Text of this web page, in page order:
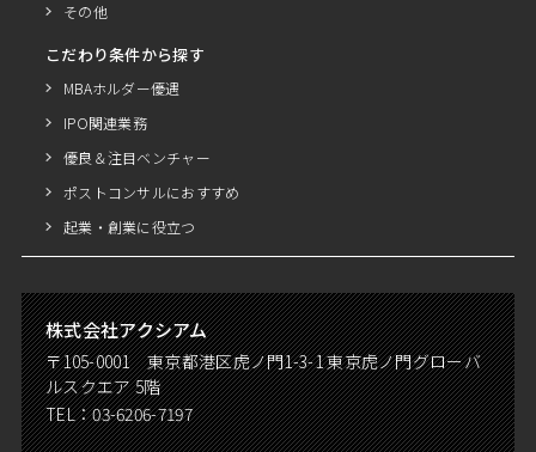
その他
こだわり条件から探す
MBAホルダー優遇
IPO関連業務
優良＆注目ベンチャー
ポストコンサルにおすすめ
起業・創業に役立つ
株式会社アクシアム
〒105-0001 東京都港区虎ノ門1-3-1 東京虎ノ門グローバ
ルスクエア 5階
TEL：03-6206-7197